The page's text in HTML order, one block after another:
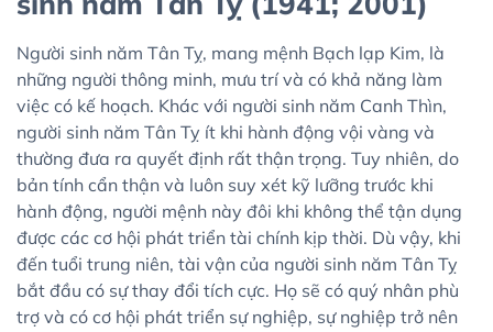
Người sinh năm Tân Tỵ, mang mệnh Bạch lạp Kim, là
những người thông minh, mưu trí và có khả năng làm
việc có kế hoạch. Khác với người sinh năm Canh Thìn,
người sinh năm Tân Tỵ ít khi hành động vội vàng và
thường đưa ra quyết định rất thận trọng. Tuy nhiên, do
bản tính cẩn thận và luôn suy xét kỹ lưỡng trước khi
hành động, người mệnh này đôi khi không thể tận dụng
được các cơ hội phát triển tài chính kịp thời. Dù vậy, khi
đến tuổi trung niên, tài vận của người sinh năm Tân Tỵ
bắt đầu có sự thay đổi tích cực. Họ sẽ có quý nhân phù
trợ và có cơ hội phát triển sự nghiệp, sự nghiệp trở nên